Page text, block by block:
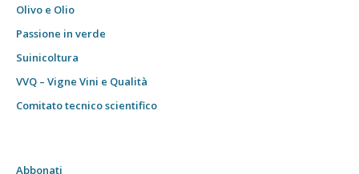
Olivo e Olio
Passione in verde
Suinicoltura
VVQ – Vigne Vini e Qualità
Comitato tecnico scientifico
Abbonati